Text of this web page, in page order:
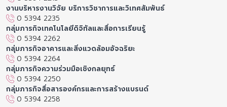
งานบริหารงานวิจัย บริการวิชาการและวิเทศสัมพันธ์
0 5394 2235
กลุ่มภารกิจเทคโนโลยีดิจิทัลและสื่อการเรียนรู้
0 5394 2262
กลุ่มภารกิจอาคารและสิ่งแวดล้อมอัจฉริยะ
0 5394 2264
กลุ่มภารกิจความร่วมมือเชิงกลยุทธ์
0 5394 2250
กลุ่มภารกิจสื่อสารองค์กรและการสร้างแบรนด์
0 5394 2258